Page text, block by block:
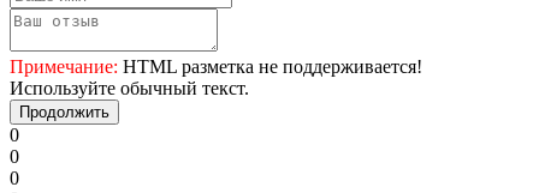
Примечание: HTML разметка не поддерживается!
Используйте обычный текст.
Продолжить
0
0
0